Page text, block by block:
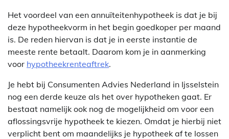
Het voordeel van een annuïteitenhypotheek is dat je bij
deze hypotheekvorm in het begin goedkoper per maand
is. De reden hiervan is dat je in eerste instantie de
meeste rente betaalt. Daarom kom je in aanmerking
voor hypotheekrenteaftrek.
Je hebt bij Consumenten Advies Nederland in Ijsselstein
nog een derde keuze als het over hypotheken gaat. Er
bestaat namelijk ook nog de mogelijkheid om voor een
aflossingsvrije hypotheek te kiezen. Omdat je hierbij niet
verplicht bent om maandelijks je hypotheek af te lossen